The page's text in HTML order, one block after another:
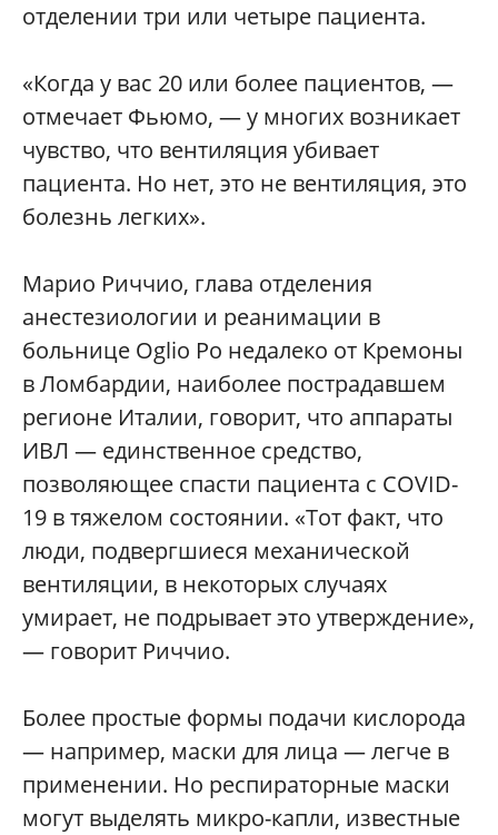
отделении три или четыре пациента.
«Когда у вас 20 или более пациентов, —
отмечает Фьюмо, — у многих возникает
чувство, что вентиляция убивает
пациента. Но нет, это не вентиляция, это
болезнь легких».
Марио Риччио, глава отделения
анестезиологии и реанимации в
больнице Oglio Po недалеко от Кремоны
в Ломбардии, наиболее пострадавшем
регионе Италии, говорит, что аппараты
ИВЛ — единственное средство,
позволяющее спасти пациента с COVID-
19 в тяжелом состоянии. «Тот факт, что
люди, подвергшиеся механической
вентиляции, в некоторых случаях
умирает, не подрывает это утверждение»,
— говорит Риччио.
Более простые формы подачи кислорода
— например, маски для лица — легче в
применении. Но респираторные маски
могут выделять микро-капли, известные